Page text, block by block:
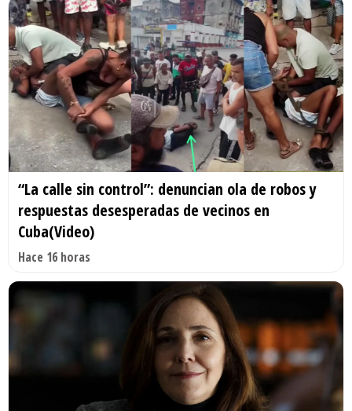
“La calle sin control”: denuncian ola de robos y
respuestas desesperadas de vecinos en
Cuba(Video)
Hace 16 horas